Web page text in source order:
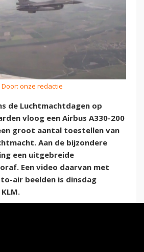
onze redactie
de Luchtmachtdagen op
vloog een Airbus A330-200
groot aantal toestellen van
Aan de bijzondere
een uitgebreide
Een video daarvan met
air beelden is dinsdag